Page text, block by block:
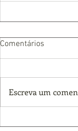
Comentários
Escreva um